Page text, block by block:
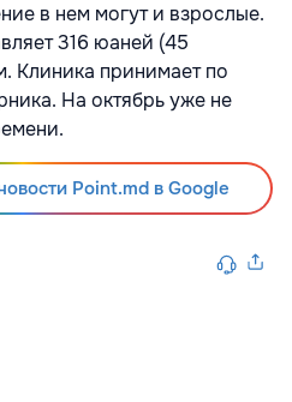
в нем могут и взрослые.
316 юаней (45
Клиника принимает по
На октябрь уже не
Point.md в Google